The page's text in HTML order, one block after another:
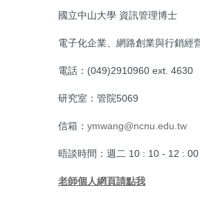
國立中山大學 資訊管理博士
電子化企業、網路創業與行銷經
電話：(049)2910960 ext. 4630
研究室：管院5069
信箱： ymwang@ncnu.edu.tw
晤談時間：週二 10 : 10 - 12 :
老師個人網頁請點我